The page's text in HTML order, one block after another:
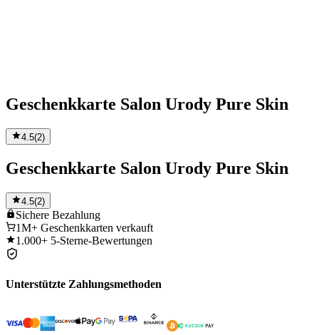
Geschenkkarte Salon Urody Pure Skin
4.5(2)
Geschenkkarte Salon Urody Pure Skin
4.5(2)
Sichere Bezahlung
1M+ Geschenkkarten verkauft
1.000+ 5-Sterne-Bewertungen
Unterstützte Zahlungsmethoden